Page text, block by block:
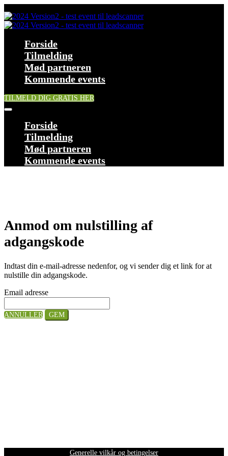
Forside
Tilmelding
Mød partneren
Kommende events
TILMELD DIG GRATIS HER
Forside
Tilmelding
Mød partneren
Kommende events
Anmod om nulstilling af
adgangskode
Indtast din e-mail-adresse nedenfor, og vi sender dig et link for at
nulstille din adgangskode.
Email adresse
ANNULLER GEM
Generelle vilkår og betingelser